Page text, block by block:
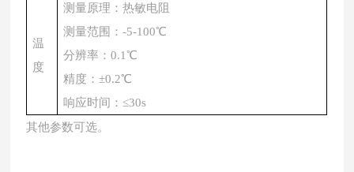
温
度
测量原理：热敏电阻
测量范围：-5-100℃
分辨率：0.1℃
精度：±0.2℃
响应时间 ： ≤30s
其他参数可选。